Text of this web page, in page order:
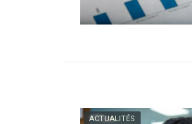
ACTUALITÉS